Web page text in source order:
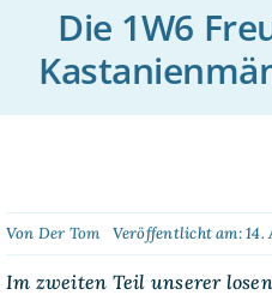
Die 1W6
Von Der Tom Veröffentlicht am: 14.
Im zweiten Teil unserer